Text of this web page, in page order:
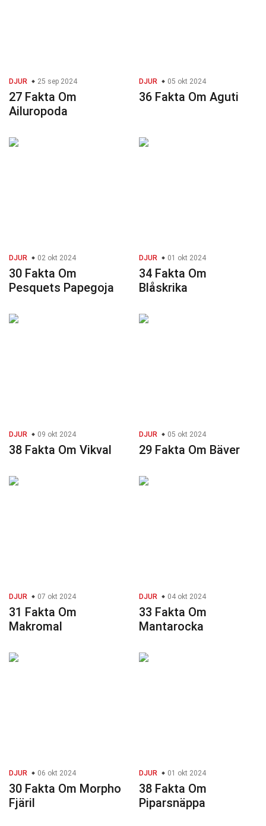
DJUR 25 sep 2024
27 Fakta Om
Ailuropoda
DJUR 05 okt 2024
36 Fakta Om Aguti
DJUR 02 okt 2024
30 Fakta Om
Pesquets Papegoja
DJUR 01 okt 2024
34 Fakta Om
Blåskrika
DJUR 09 okt 2024
38 Fakta Om Vikval
DJUR 05 okt 2024
29 Fakta Om Bäver
DJUR 07 okt 2024
31 Fakta Om
Makromal
DJUR 04 okt 2024
33 Fakta Om
Mantarocka
DJUR 06 okt 2024
30 Fakta Om Morpho
Fjäril
DJUR 01 okt 2024
38 Fakta Om
Piparsnäppa